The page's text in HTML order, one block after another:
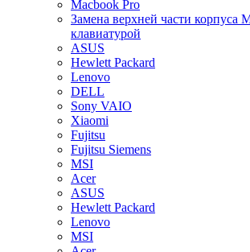
Macbook Pro
Замена верхней части корпуса
клавиатурой
ASUS
Hewlett Packard
Lenovo
DELL
Sony VAIO
Xiaomi
Fujitsu
Fujitsu Siemens
MSI
Acer
ASUS
Hewlett Packard
Lenovo
MSI